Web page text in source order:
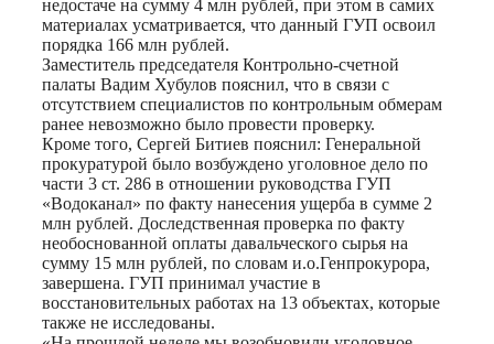
недостаче на сумму 4 млн рублей, при этом в самих
материалах усматривается, что данный ГУП освоил
порядка 166 млн рублей.
Заместитель председателя Контрольно-счетной
палаты Вадим Хубулов пояснил, что в связи с
отсутствием специалистов по контрольным обмерам
ранее невозможно было провести проверку.
Кроме того, Сергей Битиев пояснил: Генеральной
прокуратурой было возбуждено уголовное дело по
части 3 ст. 286 в отношении руководства ГУП
«Водоканал» по факту нанесения ущерба в сумме 2
млн рублей. Доследственная проверка по факту
необоснованной оплаты давальческого сырья на
сумму 15 млн рублей, по словам и.о.Генпрокурора,
завершена. ГУП принимал участие в
восстановительных работах на 13 объектах, которые
также не исследованы.